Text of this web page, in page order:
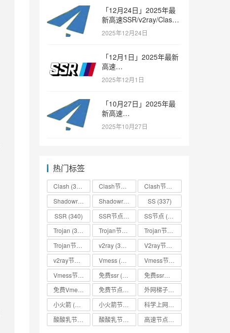
「12月24日」2025年最
新高速SSR/v2ray/Clash/
火箭节点免费分享
2025年12月24日
「12月1日」2025年最新
高速
SSR/v2ray/Clash/trojan
节点免费分享
2025年12月1日
「10月27日」2025年最
新高速
SSR/v2ray/Clash/trojan
节点免费分享
2025年10月27日
热门标签
Clash (338)
(336) (333)
SS (337)
SSR (340) SS节点 (335)
Trojan (333)
(332)
v2ray (337)
(334)
Vmess (330)
(330)
免费ssr (318)
(330)
小火箭 (337) (334)
(318) (318)